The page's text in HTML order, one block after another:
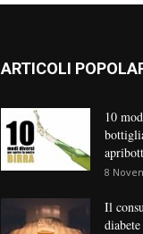
ARTICOLI
10
8
Il
diabete